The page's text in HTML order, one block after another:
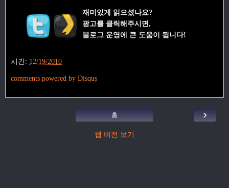
재미있게 읽으셨나요?
광고를 클릭해주시면,
블로그 운영에 큰 도움이 됩니다!
시간: 12/19/2010
comments powered by Disqus
›
홈
웹 버전 보기